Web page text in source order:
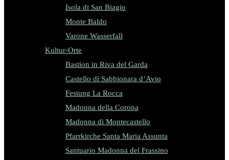
Isola di San Biagio
Monte Baldo
Varone Wasserfall
Kultur-Orte
Bastion in Riva del Garda
Castello di Sabbionara d’Avio
Festung La Rocca
Madonna della Corona
Madonna di Montecastello
Pfarrkirche Santa Maria Assunta
Santuario Madonna del Frassino